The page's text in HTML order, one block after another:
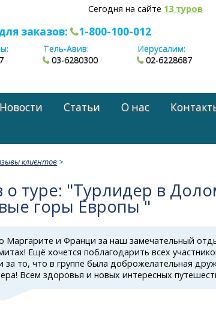
Сегодня на сайте 13 туров
заказов: 1-800-100-012
Тель-Авив:
03-6280300
Иерусалим:
02-6228687
Новости Статьи О нас
клиентов >
о туре: "Турлидер в
горы Европы "
Маргарите и Франци за наш замечательный
Ещё хочется поблагодарить всех
за то, что в группе была доброжелательная
Всем здоровья и новых интересных